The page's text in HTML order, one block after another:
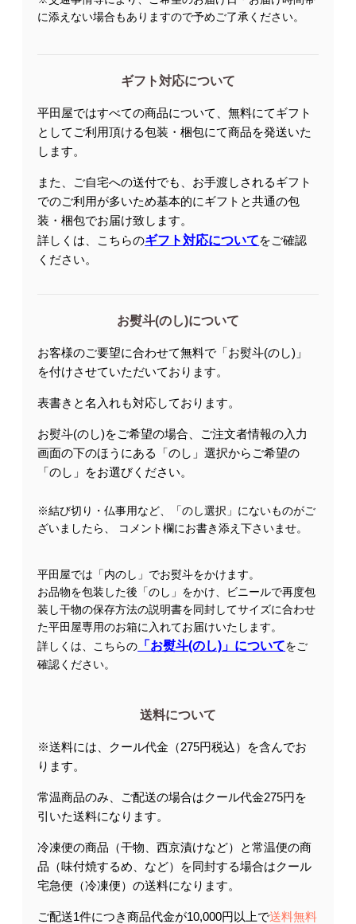
に添えない場合もありますので予めご了承ください。
ギフト対応について
平田屋ではすべての商品について、無料にてギフト
としてご利用頂ける包装・梱包にて商品を発送いた
します。
また、ご自宅への送付でも、お手渡しされるギフト
でのご利用が多いため基本的にギフトと共通の包
装・梱包でお届け致します。
詳しくは、こちらのギフト対応についてをご確認
ください。
お熨斗(のし)について
お客様のご要望に合わせて無料で「お熨斗(のし)」
を付けさせていただいております。
表書きと名入れも対応しております。
お熨斗(のし)をご希望の場合、ご注文者情報の入力
画面の下のほうにある「のし」選択からご希望の
「のし」をお選びください。
※結び切り・仏事用など、「のし選択」にないものがご
ざいましたら、 コメント欄にお書き添え下さいませ。
平田屋では「内のし」でお熨斗をかけます。
お品物を包装した後「のし」をかけ、ビニールで再度包
装し干物の保存方法の説明書を同封してサイズに合わせ
た平田屋専用のお箱に入れてお届けいたします。
詳しくは、こちらの 「お熨斗(のし)」についてをご
確認ください。
送料について
※送料には、クール代金（275円税込）を含んでお
ります。
常温商品のみ、ご配送の場合はクール代金275円を
引いた送料になります。
冷凍便の商品（干物、西京漬けなど）と常温便の商
品（味付焼するめ、など）を同封する場合はクール
宅急便（冷凍便）の送料になります。
ご配送1件につき商品代金が10,000円以上で送料無料